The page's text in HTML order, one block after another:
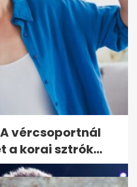
Kétharmaddal
vércsoportnál
a korai sztrók...